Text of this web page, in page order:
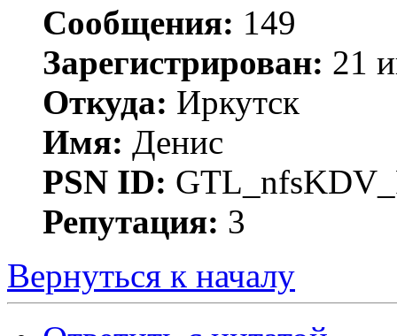
Сообщения: 149
Зарегистрирован: 21
Откуда: Иркутск
Имя: Денис
PSN ID:
Репутация: 3
Вернуться к началу